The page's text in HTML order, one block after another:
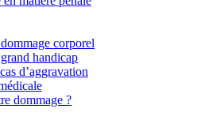
corporel
handicap
d’aggravation
dommage ?